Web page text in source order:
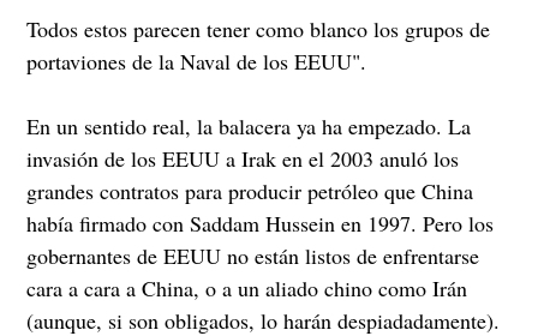
Todos estos parecen tener como blanco los grupos de
portaviones de la Naval de los EEUU".
En un sentido real, la balacera ya ha empezado. La
invasión de los EEUU a Irak en el 2003 anuló los
grandes contratos para producir petróleo que China
había firmado con Saddam Hussein en 1997. Pero los
gobernantes de EEUU no están listos de enfrentarse
cara a cara a China, o a un aliado chino como Irán
(aunque, si son obligados, lo harán despiadadamente).